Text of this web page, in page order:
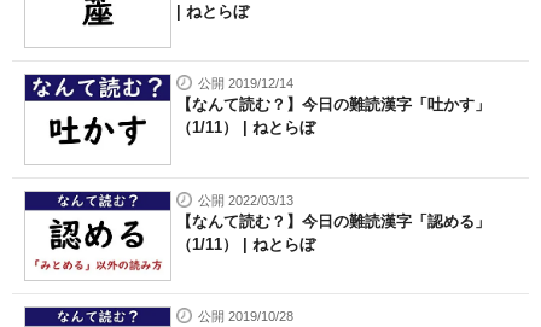
| ねとらぼ
公開 2019/12/14
【なんて読む？】今日の難読漢字「吐かす」
（1/11） | ねとらぼ
公開 2022/03/13
【なんて読む？】今日の難読漢字「認める」
（1/11） | ねとらぼ
公開 2019/10/28